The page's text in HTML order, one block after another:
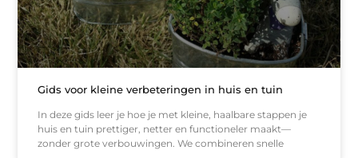
Gids voor kleine verbeteringen in huis en tuin
In deze gids leer je hoe je met kleine, haalbare stappen je
huis en tuin prettiger, netter en functioneler maakt—
zonder grote verbouwingen. We combineren snelle